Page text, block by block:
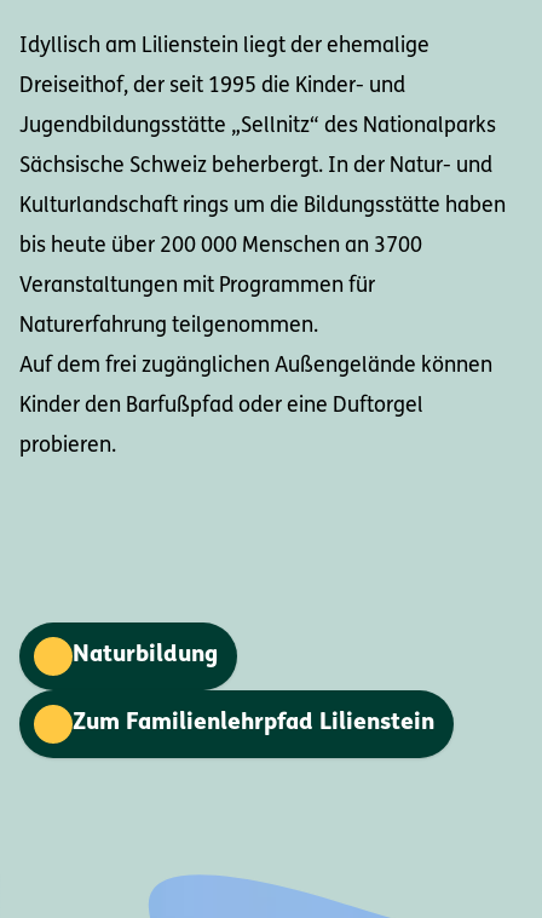
Idyllisch am Lilienstein liegt der ehemalige
Dreiseithof, der seit 1995 die Kinder- und
Jugendbildungsstätte „Sellnitz“ des Nationalparks
Sächsische Schweiz beherbergt. In der Natur- und
Kulturlandschaft rings um die Bildungsstätte haben
bis heute über 200 000 Menschen an 3700
Veranstaltungen mit Programmen für
Naturerfahrung teilgenommen.
Auf dem frei zugänglichen Außengelände können
Kinder den Barfußpfad oder eine Duftorgel
probieren.
Naturbildung
Zum Familienlehrpfad Lilienstein